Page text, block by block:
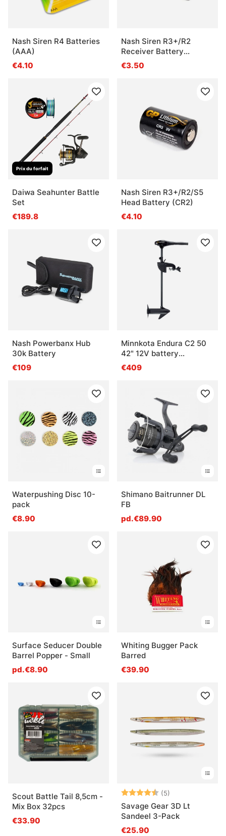
Nash Siren R4 Batteries
(AAA)
€4.10
Nash Siren R3+/R2
Receiver Battery
(CR123A)
€3.50
Prix du forfait
Daiwa Seahunter Battle
Set
€189.8
Nash Siren R3+/R2/S5
Head Battery (CR2)
€4.10
Nash Powerbanx Hub
30k Battery
€109
Minnkota Endura C2 50
42" 12V battery
.indikator
€409
Waterpushing Disc 10-
pack
€8.90
Shimano Baitrunner DL
FB
pd.€89.90
Surface Seducer Double
Barrel Popper - Small
pd.€8.90
Whiting Bugger Pack
Barred
€39.90
Scout Battle Tail 8,5cm -
Mix Box 32pcs
€33.90
Note: (5)
Savage Gear 3D Lt
Sandeel 3-Pack
€25.90